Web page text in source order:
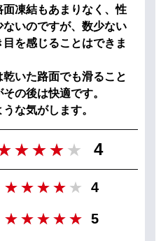
凍結もあまりなく、性
いのですが、数少ない
を感じることはできま
いた路面でも滑ること
の後は快適です。
な気がします。
4
4
5